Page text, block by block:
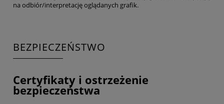
na odbiór/interpretację oglądanych grafik.
BEZPIECZEŃSTWO
Certyfikaty i ostrzeżenie
bezpieczeństwa